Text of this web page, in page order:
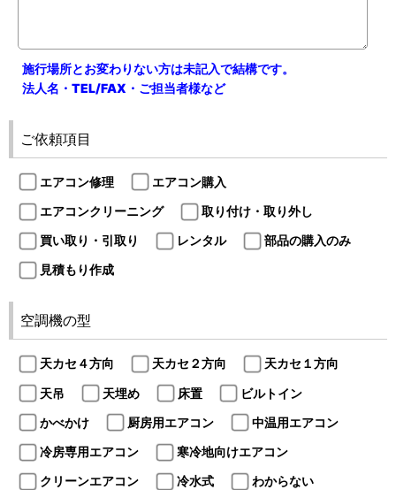
施行場所とお変わりない方は未記入で結構です。
法人名・TEL/FAX・ご担当者様など
ご依頼項目
エアコン修理
エアコン購入
エアコンクリーニング
取り付け・取り外し
買い取り・引取り
レンタル
部品の購入のみ
見積もり作成
空調機の型
天カセ４方向 天カセ２方向
天カセ１方向
天吊
天埋め 床置
ビルトイン
かべかけ
厨房用エアコン
中温用エアコン
冷房専用エアコン
寒冷地向けエアコン
クリーンエアコン
冷水式 わからない